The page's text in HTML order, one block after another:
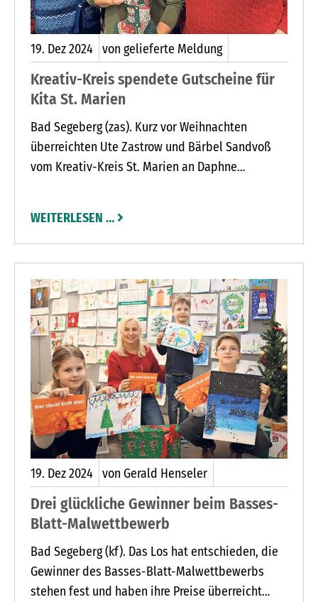
19. Dez2024 von gelieferte Meldung
Kreativ-Kreis spendete Gutscheine für
Kita St. Marien
Bad Segeberg (zas). Kurz vor Weihnachten
überreichten Ute Zastrow und Bärbel Sandvoß
vom Kreativ-Kreis St. Marien an Daphne
im Wert von 300 Euro vom Spielzeuggeschäft
Lieblingsspiel und der zweite im Wert von 200
Euro vom Buch am Markt.
WEITERLESEN …
19. Dez2024 von Gerald Henseler
Drei glückliche Gewinner beim Basses-
Blatt-Malwettbewerb
Bad Segeberg (kf). Das Los hat entschieden, die
Gewinner des Basses-Blatt-Malwettbewerbs
stehen fest und haben ihre Preise überreicht